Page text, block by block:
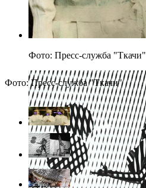
Фото: Пресс-служба "Ткачи"
Фото: Пресс-служба "Ткачи"